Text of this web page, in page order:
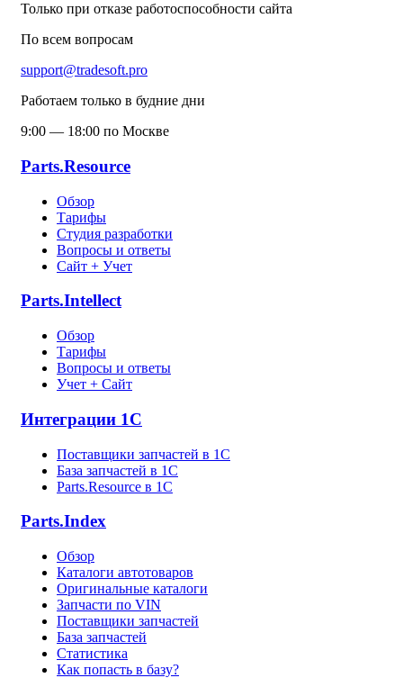
Только при отказе работоспособности сайта
По всем вопросам
support@tradesoft.pro
Работаем только в будние дни
9:00 — 18:00 по Москве
Parts.Resource
Обзор
Тарифы
Студия разработки
Вопросы и ответы
Сайт + Учет
Parts.Intellect
Обзор
Тарифы
Вопросы и ответы
Учет + Сайт
Интеграции 1С
Поставщики запчастей в 1C
База запчастей в 1С
Parts.Resource в 1C
Parts.Index
Обзор
Каталоги автотоваров
Оригинальные каталоги
Запчасти по VIN
Поставщики запчастей
База запчастей
Статистика
Как попасть в базу?